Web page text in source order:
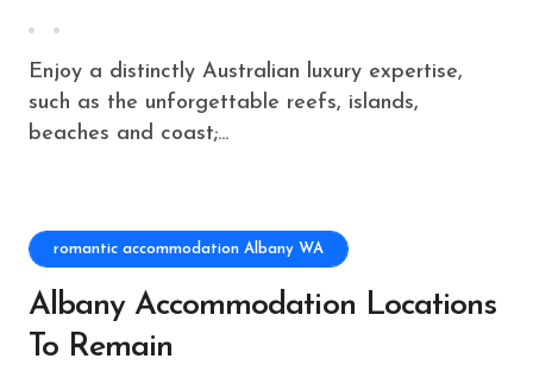
Enjoy a distinctly Australian luxury expertise,
such as the unforgettable reefs, islands,
beaches and coast;...
romantic accommodation Albany WA
Albany Accommodation Locations
To Remain